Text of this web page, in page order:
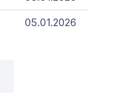
05.01.2026